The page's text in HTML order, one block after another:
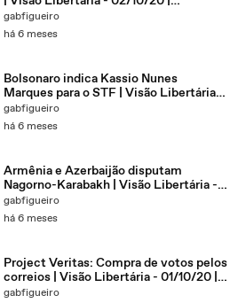
ANCAPSU
gabfigueiro
há 6 meses
Bolsonaro indica Kassio Nunes
Marques para o STF | Visão Libertária -
02/10/20 | ANCAPSU
gabfigueiro
há 6 meses
Armênia e Azerbaijão disputam
Nagorno-Karabakh | Visão Libertária -
01/10/20 | ANCAPSU
gabfigueiro
há 6 meses
Project Veritas: Compra de votos pelos
correios | Visão Libertária - 01/10/20 |
ANCAPSU
gabfigueiro